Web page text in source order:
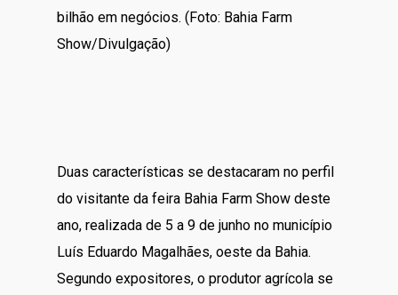
bilhão em negócios. (Foto: Bahia Farm
Show/Divulgação)
Duas características se destacaram no perfil
do visitante da feira Bahia Farm Show deste
ano, realizada de 5 a 9 de junho no município
Luís Eduardo Magalhães, oeste da Bahia.
Segundo expositores, o produtor agrícola se